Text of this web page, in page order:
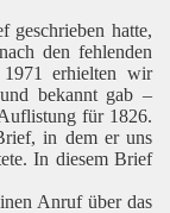
geschrieben hatte,
den fehlenden
erhielten wir
bekannt gab –
für 1826.
in dem er uns
In diesem Brief
Anruf über das